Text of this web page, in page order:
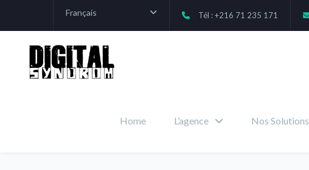
Français Tél : +216 71 235 171
Home L’agence Nos Solutions